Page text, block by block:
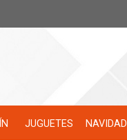
JUGUETES NAVIDAD